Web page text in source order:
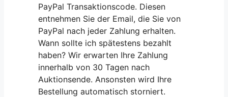
PayPal Transaktionscode. Diesen
entnehmen Sie der Email, die Sie von
PayPal nach jeder Zahlung erhalten.
Wann sollte ich spätestens bezahlt
haben? Wir erwarten Ihre Zahlung
innerhalb von 30 Tagen nach
Auktionsende. Ansonsten wird Ihre
Bestellung automatisch storniert.